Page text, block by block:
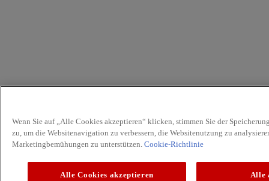
Wenn Sie auf „Alle Cookies akzeptieren“ klicken, stimmen Sie der
zu, um die Websitenavigation zu verbessern, die Websitenutzung zu
Marketingbemühungen zu unterstützen. Cookie-Richtlinie
Alle Cookies akzeptieren Alle